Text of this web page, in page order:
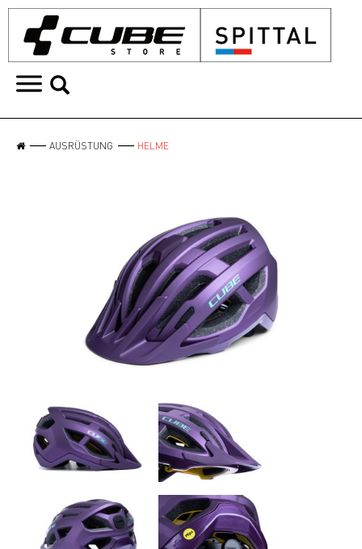
AUSRÜSTUNG HELME